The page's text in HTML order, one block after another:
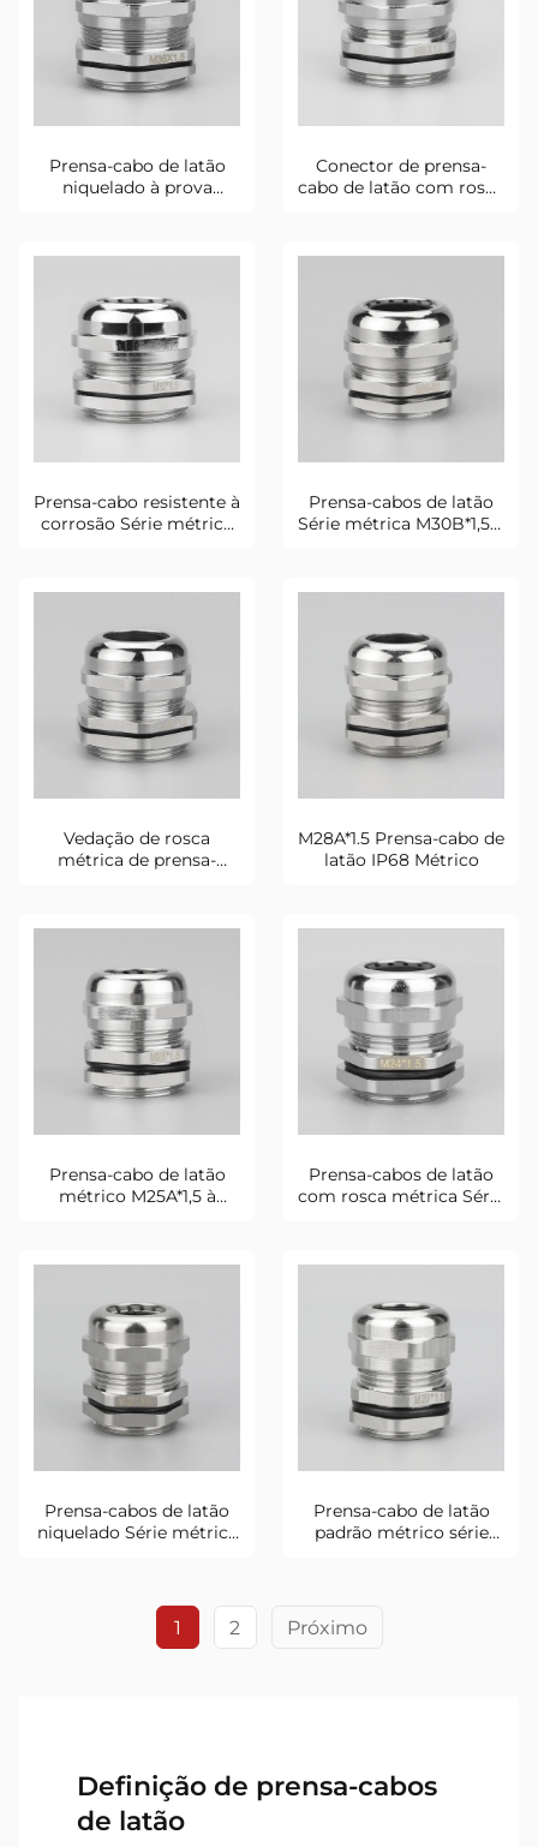
Prensa-cabo de latão
niquelado à prova
Conector de prensa-
cabo de latão com rosca
Prensa-cabo resistente à
corrosão Série métrica
Prensa-cabos de latão
Série métrica M30B*1,5 à
Vedação de rosca
métrica de prensa-
M28A*1.5 Prensa-cabo de
latão IP68 Métrico
Prensa-cabo de latão
métrico M25A*1,5 à
Prensa-cabos de latão
com rosca métrica Série
Prensa-cabos de latão
niquelado Série métrica
Prensa-cabo de latão
padrão métrico série
1 2 Próximo
Definição de prensa-cabos
de latão